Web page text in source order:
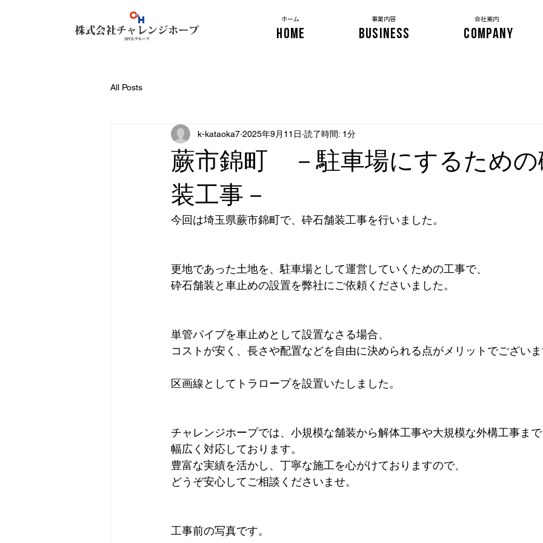
HOME BUSINESS COMPANY
​ホーム 事業内容 会社案内
All Posts
蕨市錦町 －駐車場にするための
装工事－
k-kataoka7 2025年9月11日 読了時間: 1分
今回は埼玉県蕨市錦町で、砕石舗装工事を行いました。
更地であった土地を、駐車場として運営していくための工事で、
砕石舗装と車止めの設置を弊社にご依頼くださいました。
単管パイプを車止めとして設置なさる場合、
コストが安く、長さや配置などを自由に決められる点がメリットでござい
区画線としてトラロープを設置いたしました。
チャレンジホープでは、小規模な舗装から解体工事や大規模な外構工事ま
幅広く対応しております。
豊富な実績を活かし、丁寧な施工を心がけておりますので、
どうぞ安心してご相談くださいませ。
工事前の写真です。